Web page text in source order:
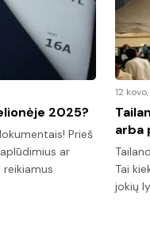
2025?
Prieš
ar
reikiamus
12
arba
Tai
jokių